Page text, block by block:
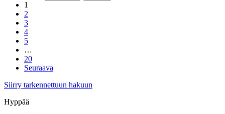
1
2
3
4
5
…
20
Seuraava
Siirry tarkennettuun hakuun
Hyppää